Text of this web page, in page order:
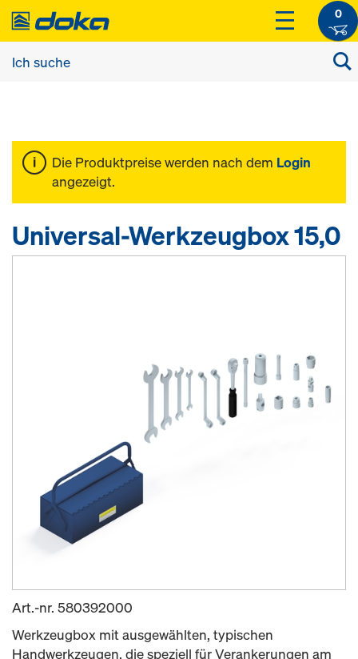
0
Die Produktpreise werden nach dem Login
angezeigt.
Universal-Werkzeugbox 15,0
Art.-nr. 580392000
Werkzeugbox mit ausgewählten, typischen
Handwerkzeugen, die speziell für Verankerungen am